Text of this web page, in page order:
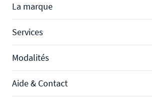
La marque
Services
Modalités
Aide & Contact